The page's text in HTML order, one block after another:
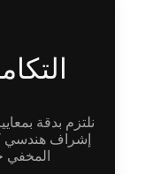
نلتزم بدقة
إشراف هندسي
المخفي